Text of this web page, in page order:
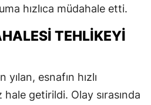
hızlıca müdahale etti.
TEHLIKEYI
esnafın hızlı
getirildi. Olay sırasında